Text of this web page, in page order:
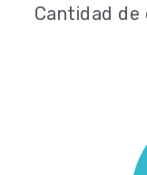
Cantidad de